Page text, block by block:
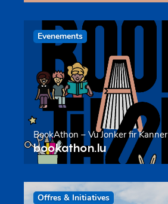
Evenements
BookAthon – Vu Jonker fir Kanner
bookathon.lu
Offres & Initiatives